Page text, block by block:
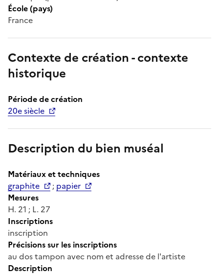
École (pays)
France
Contexte de création - contexte
historique
Période de création
20e siècle
Description du bien muséal
Matériaux et techniques
graphite
; papier
Mesures
H. 21 ; L. 27
Inscriptions
inscription
Précisions sur les inscriptions
au dos tampon avec nom et adresse de l'artiste
Description